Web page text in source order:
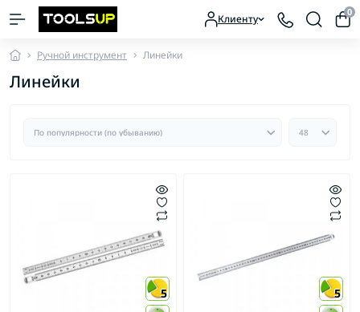
Клиенту 0
Ручной инструмент Линейки
Линейки
5
5